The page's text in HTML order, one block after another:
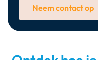
Neem contact op